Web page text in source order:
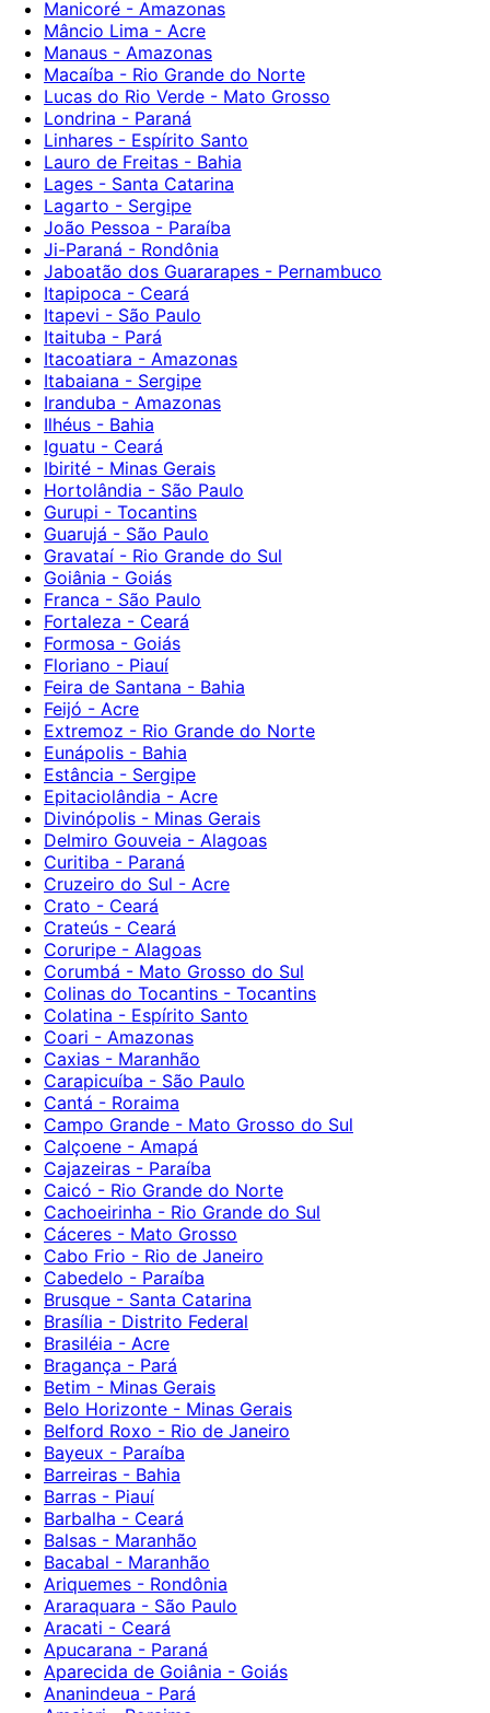
Manicoré - Amazonas
Mâncio Lima - Acre
Manaus - Amazonas
Macaíba - Rio Grande do Norte
Lucas do Rio Verde - Mato Grosso
Londrina - Paraná
Linhares - Espírito Santo
Lauro de Freitas - Bahia
Lages - Santa Catarina
Lagarto - Sergipe
João Pessoa - Paraíba
Ji-Paraná - Rondônia
Jaboatão dos Guararapes - Pernambuco
Itapipoca - Ceará
Itapevi - São Paulo
Itaituba - Pará
Itacoatiara - Amazonas
Itabaiana - Sergipe
Iranduba - Amazonas
Ilhéus - Bahia
Iguatu - Ceará
Ibirité - Minas Gerais
Hortolândia - São Paulo
Gurupi - Tocantins
Guarujá - São Paulo
Gravataí - Rio Grande do Sul
Goiânia - Goiás
Franca - São Paulo
Fortaleza - Ceará
Formosa - Goiás
Floriano - Piauí
Feira de Santana - Bahia
Feijó - Acre
Extremoz - Rio Grande do Norte
Eunápolis - Bahia
Estância - Sergipe
Epitaciolândia - Acre
Divinópolis - Minas Gerais
Delmiro Gouveia - Alagoas
Curitiba - Paraná
Cruzeiro do Sul - Acre
Crato - Ceará
Crateús - Ceará
Coruripe - Alagoas
Corumbá - Mato Grosso do Sul
Colinas do Tocantins - Tocantins
Colatina - Espírito Santo
Coari - Amazonas
Caxias - Maranhão
Carapicuíba - São Paulo
Cantá - Roraima
Campo Grande - Mato Grosso do Sul
Calçoene - Amapá
Cajazeiras - Paraíba
Caicó - Rio Grande do Norte
Cachoeirinha - Rio Grande do Sul
Cáceres - Mato Grosso
Cabo Frio - Rio de Janeiro
Cabedelo - Paraíba
Brusque - Santa Catarina
Brasília - Distrito Federal
Brasiléia - Acre
Bragança - Pará
Betim - Minas Gerais
Belo Horizonte - Minas Gerais
Belford Roxo - Rio de Janeiro
Bayeux - Paraíba
Barreiras - Bahia
Barras - Piauí
Barbalha - Ceará
Balsas - Maranhão
Bacabal - Maranhão
Ariquemes - Rondônia
Araraquara - São Paulo
Aracati - Ceará
Apucarana - Paraná
Aparecida de Goiânia - Goiás
Ananindeua - Pará